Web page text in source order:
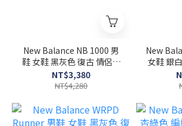
New Balance NB 1000 男
鞋 女鞋 黑灰色 復古 情侶鞋
休閒 緩震 未來感 休閒鞋
M1000MEG
NT$3,380
NT$4,280
New
女鞋 銀
楦 情侶